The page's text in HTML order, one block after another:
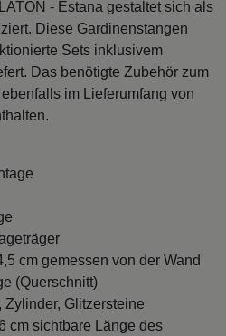
- Estana gestaltet sich als
Diese Gardinenstangen
Sets inklusivem
Das benötigte Zubehör zum
im Lieferumfang von
cm gemessen von der Wand
(Querschnitt)
Zylinder, Glitzersteine
cm sichtbare Länge des